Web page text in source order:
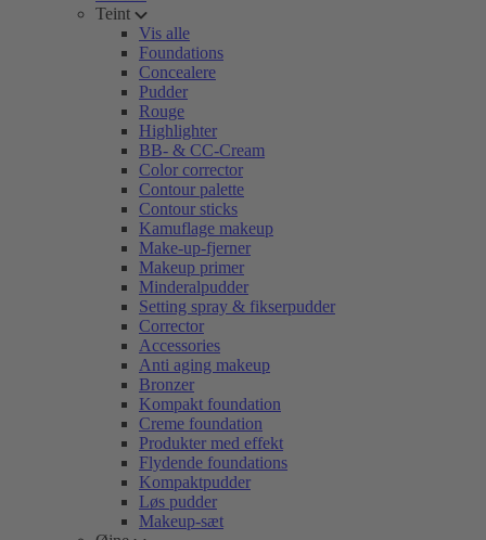
Teint
Vis alle
Foundations
Concealere
Pudder
Rouge
Highlighter
BB- & CC-Cream
Color corrector
Contour palette
Contour sticks
Kamuflage makeup
Make-up-fjerner
Makeup primer
Minderalpudder
Setting spray & fikserpudder
Corrector
Accessories
Anti aging makeup
Bronzer
Kompakt foundation
Creme foundation
Produkter med effekt
Flydende foundations
Kompaktpudder
Løs pudder
Makeup-sæt